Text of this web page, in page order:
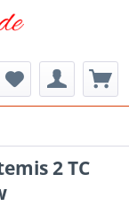
2 TC